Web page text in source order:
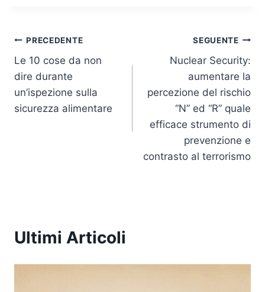
Navigazione
articoli
PRECEDENTE
Le 10 cose da non
dire durante
un’ispezione sulla
sicurezza alimentare
SEGUENTE
Nuclear Security:
aumentare la
percezione del rischio
“N” ed “R” quale
efficace strumento di
prevenzione e
contrasto al terrorismo
Ultimi Articoli